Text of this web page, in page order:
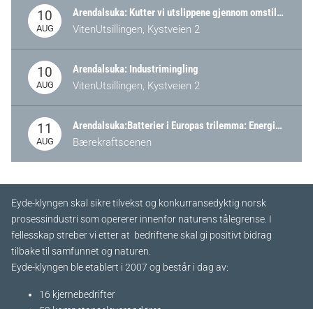
10
AUG
Arendalsuka: Kutter vi utslippene gjennom omstilling – eller tap av industri?
VitenUtsillingen, Kystveien 2
10
AUG
Arendalsuka: Industrimingling
VitenUtsillingen, Kystveien 2
11
AUG
Arendalsuka:Batterier i Europas trilemma: Energisikkerhet, konkurransekraft og bærekraft (Battery Norway-arrangement)
Bærekraftscenen
Eyde-klyngen skal sikre tilvekst og konkurransedyktig norsk
prosessindustri som opererer innenfor naturens tålegrense. I
fellesskap streber vi etter at bedriftene skal gi positivt bidrag
tilbake til samfunnet og naturen.
Eyde-klyngen ble etablert i 2007 og består i dag av:
16 kjernebedrifter​